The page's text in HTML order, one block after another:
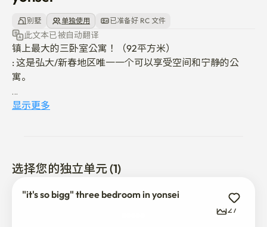
别墅 单独使用 已准备好 RC 文件
此文本已被自动翻译
镇上最大的三卧室公寓！（92平方米）
: 这是弘大/新春地区唯一一个可以享受空间和宁静的公
寓。
*对于长期预订，请发消息给我。 冬季，春季，夏季，秋
1. 宽敞
显示更多
选择您的独立单元 (1)
"it's so bigg" three bedroom in yonsei
27